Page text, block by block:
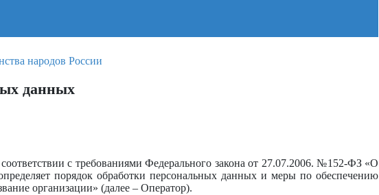
данных
с требованиями Федерального закона от 27.07.2006. №152-ФЗ «О
порядок обработки персональных данных и меры по обеспечению
организации» (далее – Оператор).